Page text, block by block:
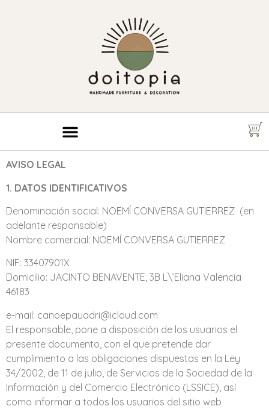
AVISO LEGAL
1. DATOS IDENTIFICATIVOS
Denominación social: NOEMÍ CONVERSA GUTIERREZ (en
adelante responsable)
Nombre comercial: NOEMÍ CONVERSA GUTIERREZ
NIF: 33407901X
Domicilio: JACINTO BENAVENTE, 3B L\’Eliana Valencia
46183
e-mail: canoepauadri@icloud.com
El responsable, pone a disposición de los usuarios el
presente documento, con el que pretende dar
cumplimiento a las obligaciones dispuestas en la Ley
34/2002, de 11 de julio, de Servicios de la Sociedad de la
Información y del Comercio Electrónico (LSSICE), así
como informar a todos los usuarios del sitio web